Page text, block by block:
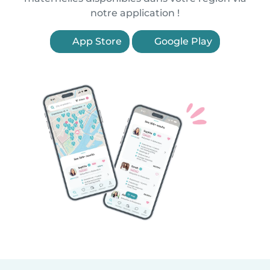
notre application !
App Store Google Play